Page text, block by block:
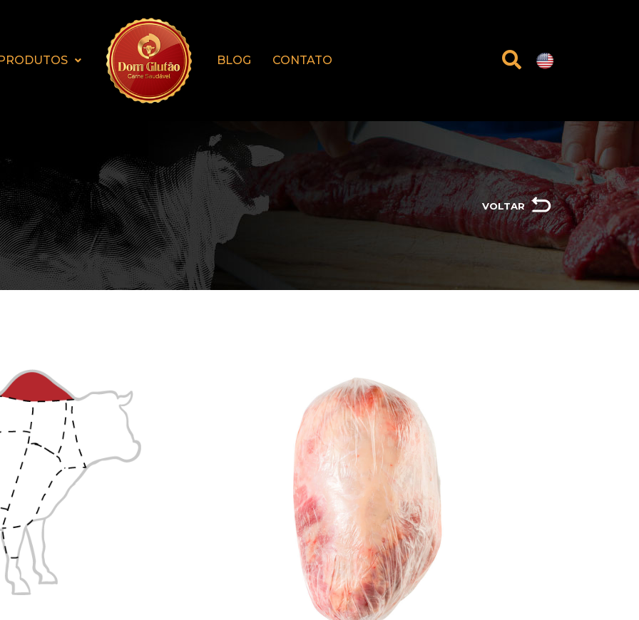
BLOG CONTATO
VOLTAR